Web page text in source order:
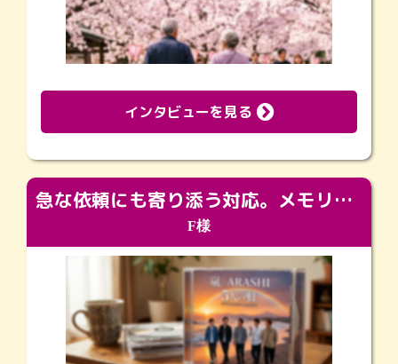
インタビューを見る
急な依頼にも寄り添う対応。メモリアルコーナーで振り返る大切な日々
F様